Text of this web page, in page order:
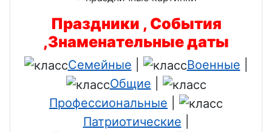
Праздники , События
,Знаменательные даты
Семейные Военные
Общие
Профессиональные
Патриотические